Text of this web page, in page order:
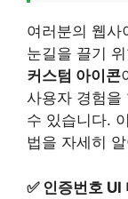
여러분의 웹사
눈길을 끌기
커스텀 아이콘
사용자 경험을
수 있습니다.
법을 자세히
✅ 인증번호 UI